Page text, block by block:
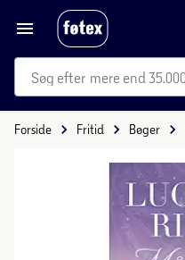
mere end
Forside Fritid Bøger